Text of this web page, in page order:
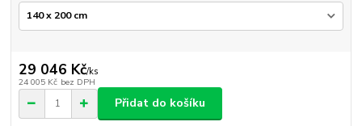
29 046 Kč/ks
24 005 Kč bez DPH
Přidat do košíku